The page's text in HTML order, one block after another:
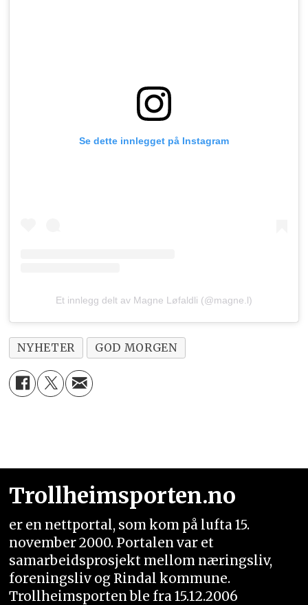
Se dette innlegget på Instagram
Et innlegg delt av Magne Løfaldli (@magne.l)
NYHETER GOD MORGEN
Trollheimsporten.no
er en nettportal, som kom på lufta 15.
november 2000. Portalen var et
samarbeidsprosjekt mellom næringsliv,
foreningsliv og Rindal kommune.
Trollheimsporten ble fra 15.12.2006